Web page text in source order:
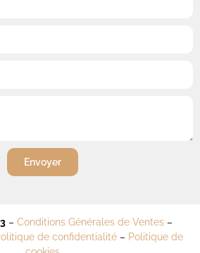
Envoyer
– Conditions Générales de Ventes–
de confidentialité– Politique de